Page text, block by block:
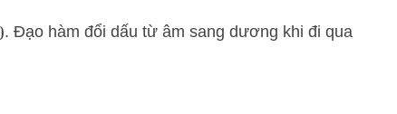
. Đạo hàm đổi dấu từ âm sang dương khi đi qua